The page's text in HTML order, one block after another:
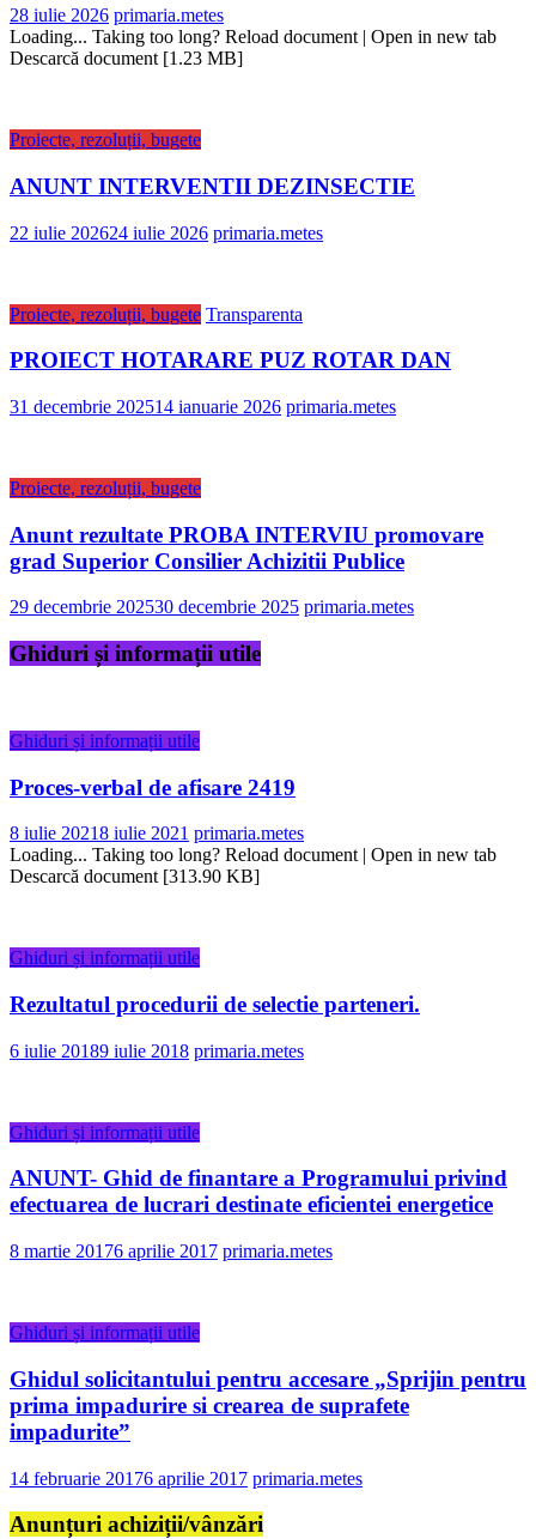
28 iulie 2026 primaria.metes
Loading... Taking too long? Reload document | Open in new tab
Descarcă document [1.23 MB]
Proiecte, rezoluții, bugete
ANUNT INTERVENTII DEZINSECTIE
22 iulie 202624 iulie 2026 primaria.metes
Proiecte, rezoluții, bugete Transparenta
PROIECT HOTARARE PUZ ROTAR DAN
31 decembrie 202514 ianuarie 2026 primaria.metes
Proiecte, rezoluții, bugete
Anunt rezultate PROBA INTERVIU promovare
grad Superior Consilier Achizitii Publice
29 decembrie 202530 decembrie 2025 primaria.metes
Ghiduri și informații utile
Ghiduri și informații utile
Proces-verbal de afisare 2419
8 iulie 20218 iulie 2021 primaria.metes
Loading... Taking too long? Reload document | Open in new tab
Descarcă document [313.90 KB]
Ghiduri și informații utile
Rezultatul procedurii de selectie parteneri.
6 iulie 20189 iulie 2018 primaria.metes
Ghiduri și informații utile
ANUNT- Ghid de finantare a Programului privind
efectuarea de lucrari destinate eficientei energetice
8 martie 20176 aprilie 2017 primaria.metes
Ghiduri și informații utile
Ghidul solicitantului pentru accesare „Sprijin pentru
prima impadurire si crearea de suprafete
impadurite”
14 februarie 20176 aprilie 2017 primaria.metes
Anunțuri achiziții/vânzări